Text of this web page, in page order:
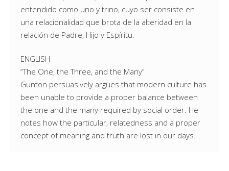
entendido como uno y trino, cuyo ser consiste en
una relacionalidad que brota de la alteridad en la
relación de Padre, Hijo y Espíritu.
ENGLISH
“The One, the Three, and the Many”
Gunton persuasively argues that modern culture has
been unable to provide a proper balance between
the one and the many required by social order. He
notes how the particular, relatedness and a proper
concept of meaning and truth are lost in our days.